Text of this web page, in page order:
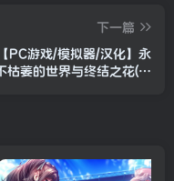
下一篇
【PC游戏/模拟器/汉化】永
枯萎的世界与终结之花(不